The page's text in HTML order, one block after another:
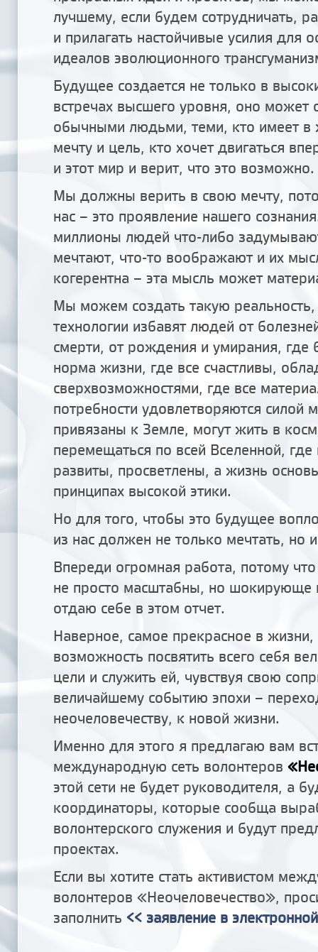
лучшему, если будем сотрудничать,
и прилагать настойчивые усилия для
идеалов эволюционного
Будущее создается не только в
встречах высшего уровня, оно может
обычными людьми, теми, кто имеет в
мечту и цель, кто хочет двигаться
и этот мир и верит, что это возможно.
Мы должны верить в свою мечту,
нас – это проявление нашего
миллионы людей что-либо
мечтают, что-то воображают и их
когерентна – эта мысль может
Мы можем создать такую
технологии избавят людей от
смерти, от рождения и умирания, где
норма жизни, где все счастливы,
сверхвозможностями, где все
потребности удовлетворяются силой
привязаны к Земле, могут жить в
перемещаться по всей Вселенной, где
развиты, просветлены, а жизнь
принципах высокой этики.
Но для того, чтобы это будущее
из нас должен не только мечтать, но
Впереди огромная работа, потому
не просто масштабны, но шокирующе
отдаю себе в этом отчет.
Наверное, самое прекрасное в жизни,
возможность посвятить всего себя
цели и служить ей, чувствуя свою
величайшему событию эпохи –
неочеловечеству, к новой жизни.
Именно для этого я предлагаю вам
международную сеть волонтеров
этой сети не будет руководителя, а
координаторы, которые сообща
волонтерского служения и будут
проектах.
Если вы хотите стать активистом
волонтеров «Неочеловечество»,
заполнить << заявление в